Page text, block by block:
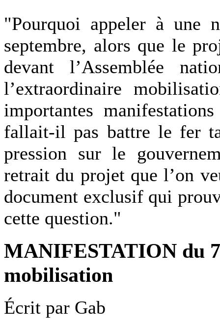
"Pourquoi appeler à une
septembre, alors que le
devant l’Assemblée
l’extraordinaire
importantes
fallait-il pas battre le fer
pression sur le
retrait du projet que l’on
document exclusif qui
cette question."
MANIFESTATION du
mobilisation
Écrit par Gab